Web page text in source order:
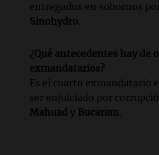
entregados en sobornos
Sinohydro.
¿Qué antecedentes hay de
exmandatarios?
Es el cuarto exmandatario
ser enjuiciado por
Mahuad y Bucaram.